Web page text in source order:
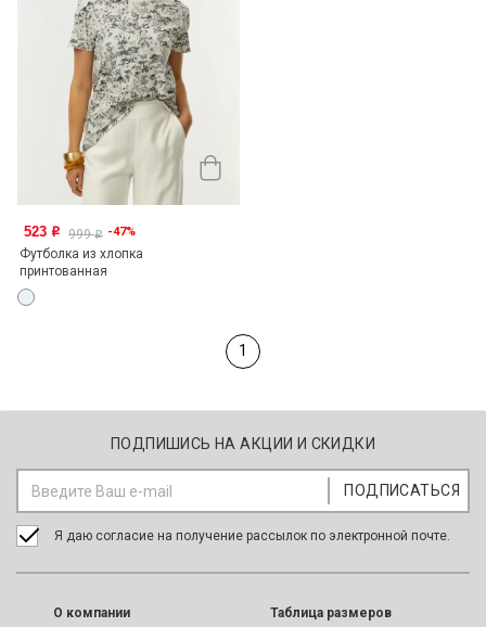
523 o 999o -47%
Футболка из хлопка
принтованная
1
ПОДПИШИСЬ НА АКЦИИ И СКИДКИ
Я даю согласие на получение рассылок по электронной почте.
O компании
Таблица размеров